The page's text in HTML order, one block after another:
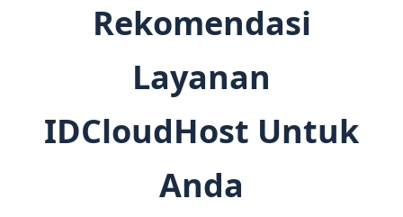
Rekomendasi
Layanan
IDCloudHost Untuk
Anda